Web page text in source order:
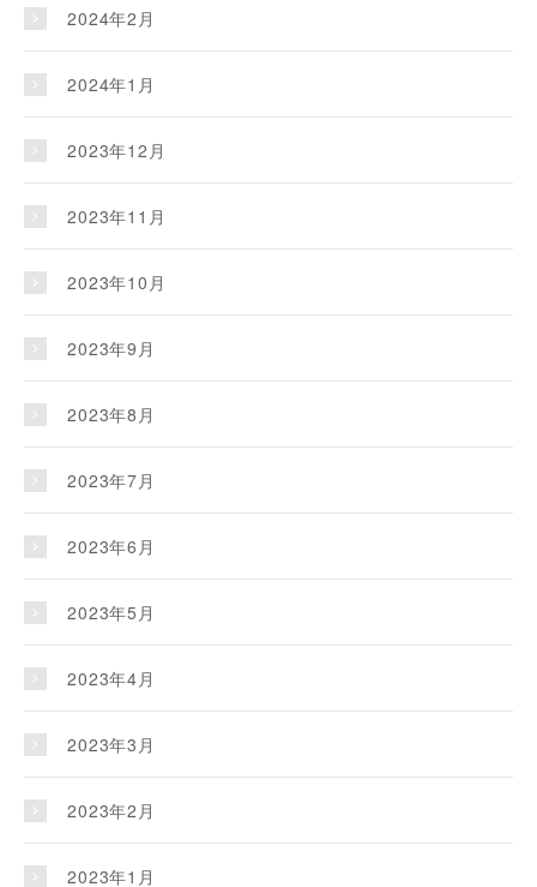
2024年2月
2024年1月
2023年12月
2023年11月
2023年10月
2023年9月
2023年8月
2023年7月
2023年6月
2023年5月
2023年4月
2023年3月
2023年2月
2023年1月